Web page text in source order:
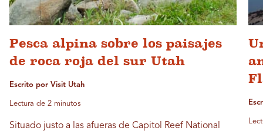
Pesca alpina sobre los paisajes
de roca roja del sur Utah
Escrito por Visit Utah
Lectura de 2 minutos
Situado justo a las afueras de Capitol Reef National